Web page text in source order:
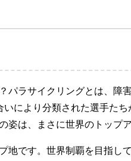
ラサイクリングとは、障
により分類された選手たち
は、まさに世界のトップア
です。世界制覇を目指し